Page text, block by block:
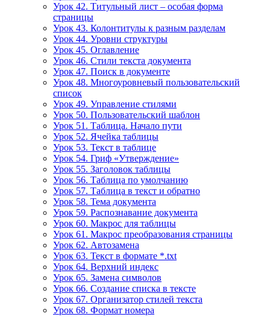
Урок 42. Титульный лист – особая форма
страницы
Урок 43. Колонтитулы к разным разделам
Урок 44. Уровни структуры
Урок 45. Оглавление
Урок 46. Стили текста документа
Урок 47. Поиск в документе
Урок 48. Многоуровневый пользовательский
список
Урок 49. Управление стилями
Урок 50. Пользовательский шаблон
Урок 51. Таблица. Начало пути
Урок 52. Ячейка таблицы
Урок 53. Текст в таблице
Урок 54. Гриф «Утверждение»
Урок 55. Заголовок таблицы
Урок 56. Таблица по умолчанию
Урок 57. Таблица в текст и обратно
Урок 58. Тема документа
Урок 59. Распознавание документа
Урок 60. Макрос для таблицы
Урок 61. Макрос преобразования страницы
Урок 62. Автозамена
Урок 63. Текст в формате *.txt
Урок 64. Верхний индекс
Урок 65. Замена символов
Урок 66. Создание списка в тексте
Урок 67. Организатор стилей текста
Урок 68. Формат номера